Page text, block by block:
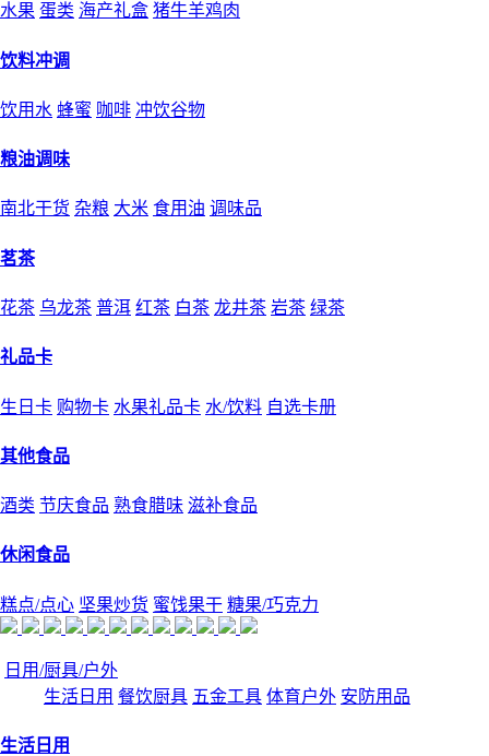
水果 蛋类 海产礼盒 猪牛羊鸡肉
饮料冲调
饮用水 蜂蜜 咖啡 冲饮谷物
粮油调味
南北干货 杂粮 大米 食用油 调味品
茗茶
花茶 乌龙茶 普洱 红茶 白茶 龙井茶 岩茶 绿茶
礼品卡
生日卡 购物卡 水果礼品卡 水/饮料 自选卡册
其他食品
酒类 节庆食品 熟食腊味 滋补食品
休闲食品
糕点/点心 坚果炒货 蜜饯果干 糖果/巧克力
日用/厨具/户外
生活日用 餐饮厨具 五金工具 体育户外 安防用品
生活日用